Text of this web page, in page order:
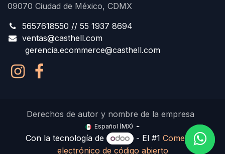
09070 Ciudad de México, CDMX
5657618550 // 55 1937 8694
ventas@casthell.com
gerencia.ecommerce@casthell.com
Derechos de autor y nombre de la empresa
Español (MX)
Con la tecnología de - El #1Comercio
electrónico de código abierto